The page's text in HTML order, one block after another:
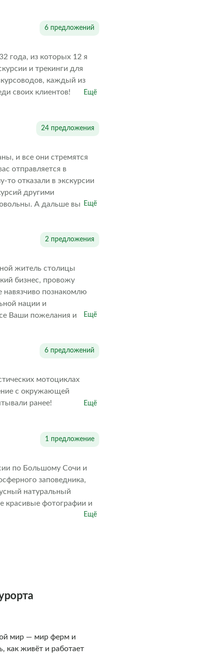
6 предложений
года, из которых 12 я
и трекинги для
каждый из
своих клиентов!
Ещё
24 предложения
и все они стремятся
отправляется в
отказали в экскурсии
другими
А дальше выбор
Ещё
2 предложения
житель столицы
бизнес, провожу
познакомлю
нации и
Ваши пожелания и
Ещё
6 предложений
мотоциклах
с окружающей
ранее!
Ещё
1 предложение
по Большому Сочи и
заповедника,
натуральный
красивые фотографии и
Ещё
мир — мир ферм и
как живёт и работает